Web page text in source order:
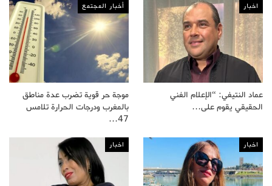
اخبار
عماد النتيفي: “الإعلام الفني
الحقيقي يقوم على…
أخبار المجتمع
موجة حر قوية تضرب عدة مناطق
بالمغرب ودرجات الحرارة تلامس
47…
اخبار اخبار